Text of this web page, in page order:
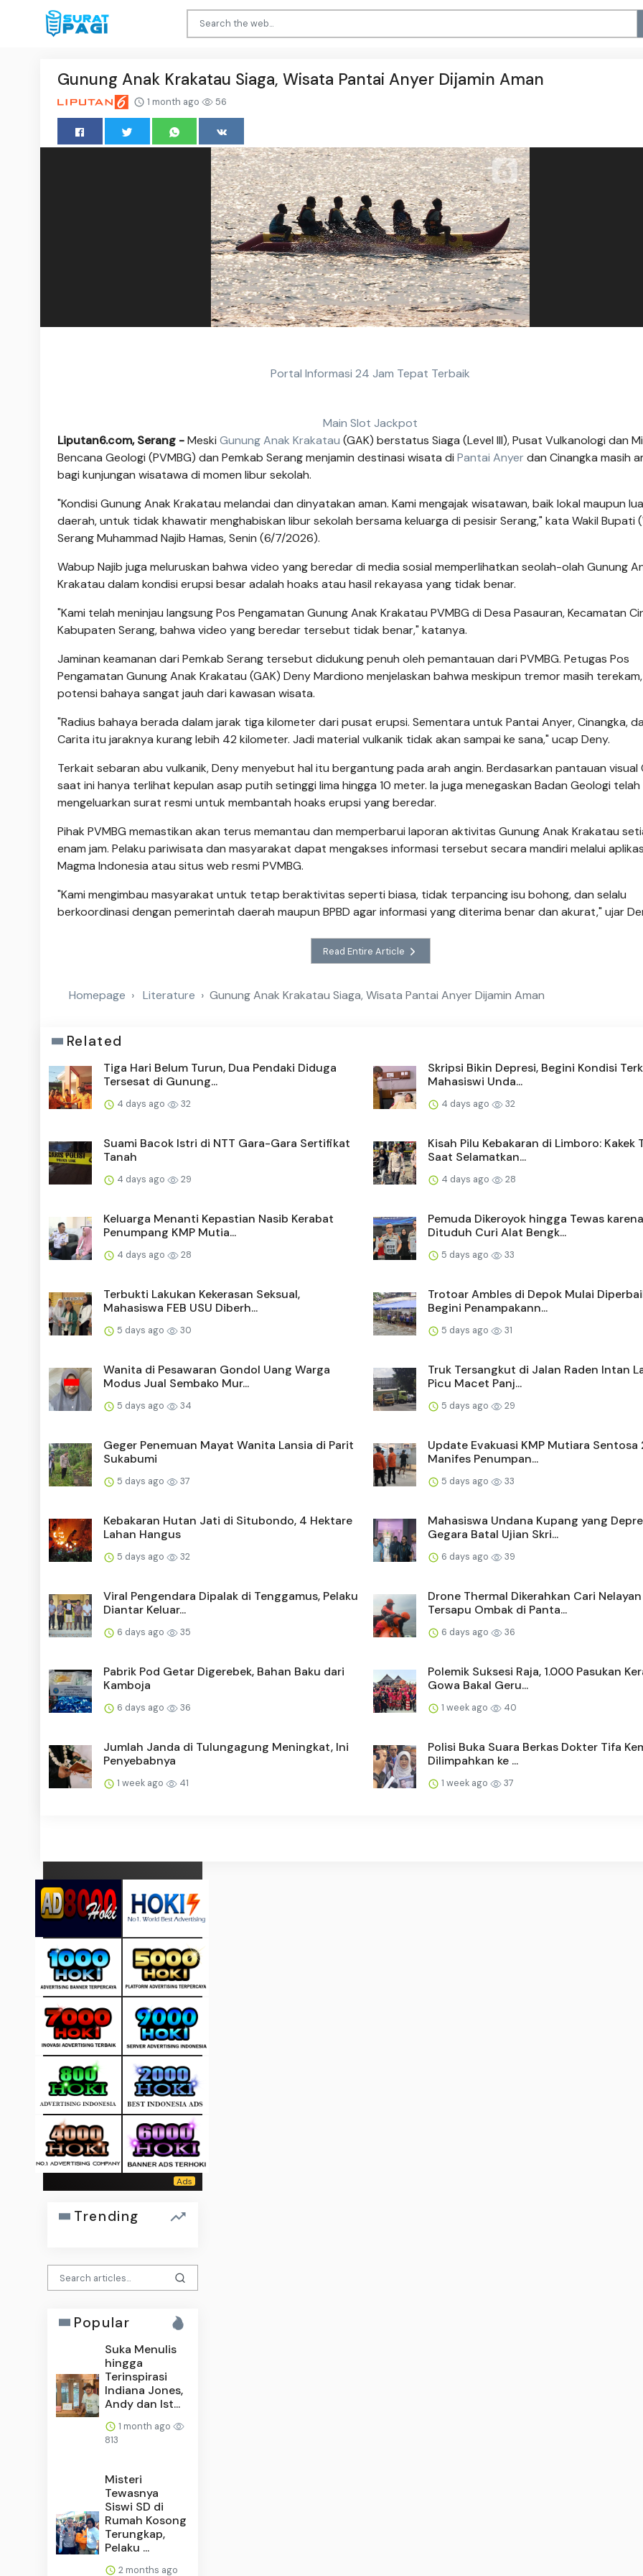
Gunung Anak Krakatau Siaga, Wisata Pantai Anyer Dijamin Aman
1 month ago 56
Portal Informasi 24 Jam Tepat Terbaik
Main Slot Jackpot
Liputan6.com, Serang -Meski Gunung Anak Krakatau (GAK) berstatus Siaga (Level III), Pusat Vulkanologi dan
Bencana Geologi (PVMBG) dan Pemkab Serang menjamin destinasi wisata di Pantai Anyerdan Cinangka masih
bagi kunjungan wisatawa di momen libur sekolah.
"Kondisi Gunung Anak Krakatau melandai dan dinyatakan aman. Kami mengajak wisatawan, baik lokal maupun
daerah, untuk tidak khawatir menghabiskan libur sekolah bersama keluarga di pesisir Serang," kata Wakil Bupati
Serang Muhammad Najib Hamas, Senin (6/7/2026).
Wabup Najib juga meluruskan bahwa video yang beredar di media sosial memperlihatkan seolah-olah Gunung
Krakatau dalam kondisi erupsi besar adalah hoaks atau hasil rekayasa yang tidak benar.
"Kami telah meninjau langsung Pos Pengamatan Gunung Anak Krakatau PVMBG di Desa Pasauran, Kecamatan
Kabupaten Serang, bahwa video yang beredar tersebut tidak benar," katanya.
Jaminan keamanan dari Pemkab Serang tersebut didukung penuh oleh pemantauan dari PVMBG. Petugas Pos
Pengamatan Gunung Anak Krakatau (GAK) Deny Mardiono menjelaskan bahwa meskipun tremor masih terekam,
potensi bahaya sangat jauh dari kawasan wisata.
"Radius bahaya berada dalam jarak tiga kilometer dari pusat erupsi. Sementara untuk Pantai Anyer, Cinangka,
Carita itu jaraknya kurang lebih 42 kilometer. Jadi material vulkanik tidak akan sampai ke sana," ucap Deny.
Terkait sebaran abu vulkanik, Deny menyebut hal itu bergantung pada arah angin. Berdasarkan pantauan visual
saat ini hanya terlihat kepulan asap putih setinggi lima hingga 10 meter. Ia juga menegaskan Badan Geologi telah
mengeluarkan surat resmi untuk membantah hoaks erupsi yang beredar.
Pihak PVMBG memastikan akan terus memantau dan memperbarui laporan aktivitas Gunung Anak Krakatau
enam jam. Pelaku pariwisata dan masyarakat dapat mengakses informasi tersebut secara mandiri melalui
Magma Indonesia atau situs web resmi PVMBG.
"Kami mengimbau masyarakat untuk tetap beraktivitas seperti biasa, tidak terpancing isu bohong, dan selalu
berkoordinasi dengan pemerintah daerah maupun BPBD agar informasi yang diterima benar dan akurat," ujar
Read Entire Article
Homepage Literature Gunung Anak Krakatau Siaga, Wisata Pantai Anyer Dijamin Aman
Related
Tiga Hari Belum Turun, Dua Pendaki Diduga
Tersesat di Gunung...
4 days ago 32
Skripsi Bikin Depresi, Begini Kondisi
Mahasiswi Unda...
4 days ago 32
Suami Bacok Istri di NTT Gara-Gara Sertifikat
Tanah
4 days ago 29
Kisah Pilu Kebakaran di Limboro: Kakek
Saat Selamatkan...
4 days ago 28
Keluarga Menanti Kepastian Nasib Kerabat
Penumpang KMP Mutia...
4 days ago 28
Pemuda Dikeroyok hingga Tewas karena
Dituduh Curi Alat Bengk...
5 days ago 33
Terbukti Lakukan Kekerasan Seksual,
Mahasiswa FEB USU Diberh...
5 days ago 30
Trotoar Ambles di Depok Mulai
Begini Penampakann...
5 days ago 31
Wanita di Pesawaran Gondol Uang Warga
Modus Jual Sembako Mur...
5 days ago 34
Truk Tersangkut di Jalan Raden Intan
Picu Macet Panj...
5 days ago 29
Geger Penemuan Mayat Wanita Lansia di Parit
Sukabumi
5 days ago 37
Update Evakuasi KMP Mutiara Sentosa
Manifes Penumpan...
5 days ago 33
Kebakaran Hutan Jati di Situbondo, 4 Hektare
Lahan Hangus
5 days ago 32
Mahasiswa Undana Kupang yang
Gegara Batal Ujian Skri...
6 days ago 39
Viral Pengendara Dipalak di Tenggamus, Pelaku
Diantar Keluar...
6 days ago 35
Drone Thermal Dikerahkan Cari Nelayan
Tersapu Ombak di Panta...
6 days ago 36
Pabrik Pod Getar Digerebek, Bahan Baku dari
Kamboja
6 days ago 36
Polemik Suksesi Raja, 1.000 Pasukan
Gowa Bakal Geru...
1 week ago 40
Jumlah Janda di Tulungagung Meningkat, Ini
Penyebabnya
1 week ago 41
Polisi Buka Suara Berkas Dokter Tifa
Dilimpahkan ke ...
1 week ago 37
Trending
Popular
Suka Menulis
hingga
Terinspirasi
Indiana Jones,
Andy dan Ist...
1 month ago
813
Misteri
Tewasnya
Siswi SD di
Rumah Kosong
Terungkap,
Pelaku ...
2 months ago